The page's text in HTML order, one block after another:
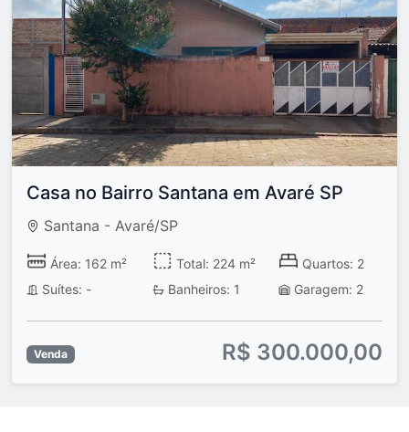
Casa no Bairro Santana em Avaré SP
Santana - Avaré/SP
Área: 162 m² Total: 224 m²
Quartos: 2
Suítes: -
Banheiros: 1 Garagem: 2
Venda R$ 300.000,00